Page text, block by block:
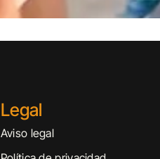
Legal
Aviso legal